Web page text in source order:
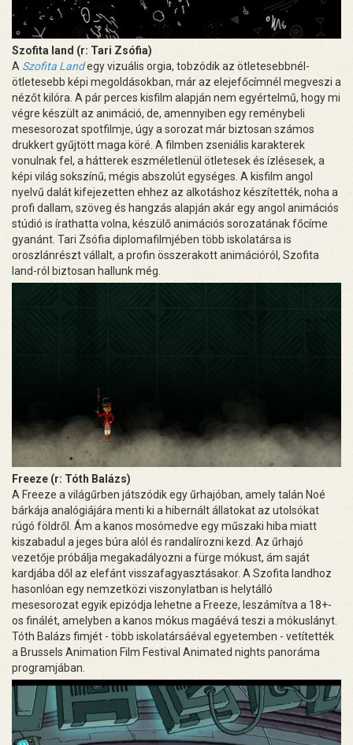
Szofita land (r: Tari Zsófia)
A Szofita Landegy vizuális orgia, tobzódik az ötletesebbnél-
ötletesebb képi megoldásokban, már az elejefőcímnél megveszi a
nézőt kilóra. A pár perces kisfilm alapján nem egyértelmű, hogy mi
végre készült az animáció, de, amennyiben egy reménybeli
mesesorozat spotfilmje, úgy a sorozat már biztosan számos
drukkert gyűjtött maga köré. A filmben zseniális karakterek
vonulnak fel, a hátterek eszméletlenül ötletesek és ízlésesek, a
képi világ sokszínű, mégis abszolút egységes. A kisfilm angol
nyelvű dalát kifejezetten ehhez az alkotáshoz készítették, noha a
profi dallam, szöveg és hangzás alapján akár egy angol animációs
stúdió is írathatta volna, készülő animációs sorozatának főcíme
gyanánt. Tari Zsófia diplomafilmjében több iskolatársa is
oroszlánrészt vállalt, a profin összerakott animációról, Szofita
land-ról biztosan hallunk még.
Freeze (r: Tóth Balázs)
A Freeze a világűrben játszódik egy űrhajóban, amely talán Noé
bárkája analógiájára menti ki a hibernált állatokat az utolsókat
rúgó földről. Ám a kanos mosómedve egy műszaki hiba miatt
kiszabadul a jeges búra alól és randalírozni kezd. Az űrhajó
vezetője próbálja megakadályozni a fürge mókust, ám saját
kardjába dől az elefánt visszafagyasztásakor. A Szofita landhoz
hasonlóan egy nemzetközi viszonylatban is helytálló
mesesorozat egyik epizódja lehetne a Freeze, leszámítva a 18+-
os finálét, amelyben a kanos mókus magáévá teszi a mókuslányt.
Tóth Balázs fimjét - több iskolatársáéval egyetemben - vetítették
a Brussels Animation Film Festival Animated nights panoráma
programjában.